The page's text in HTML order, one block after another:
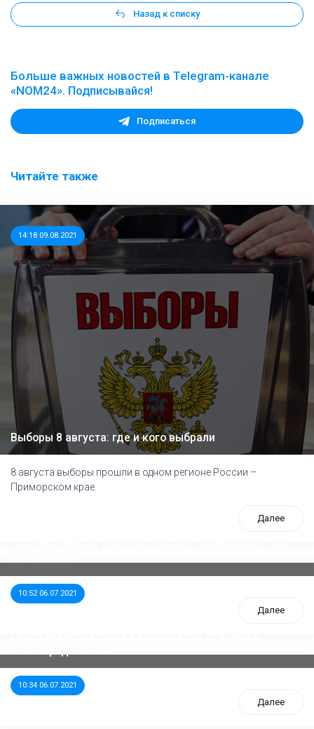
Назад к списку
Больше важных новостей в Telegram-канале
«NOM24». Подписывайся!
Подписаться
Читайте также
14:18 09.08.2021
Выборы 8 августа: где и кого выбрали
8 августа выборы прошли в одном регионе России –
Приморском крае.
Далее
10:52 06.07.2021
Далее
10:34 06.07.2021
Далее